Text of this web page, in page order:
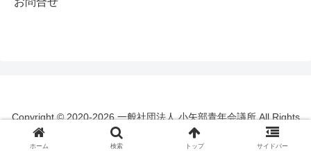
Copyright © 2020-2026 一般社団法人 小矢部青年会議所 All Rights
ホーム 検索 トップ サイドバー